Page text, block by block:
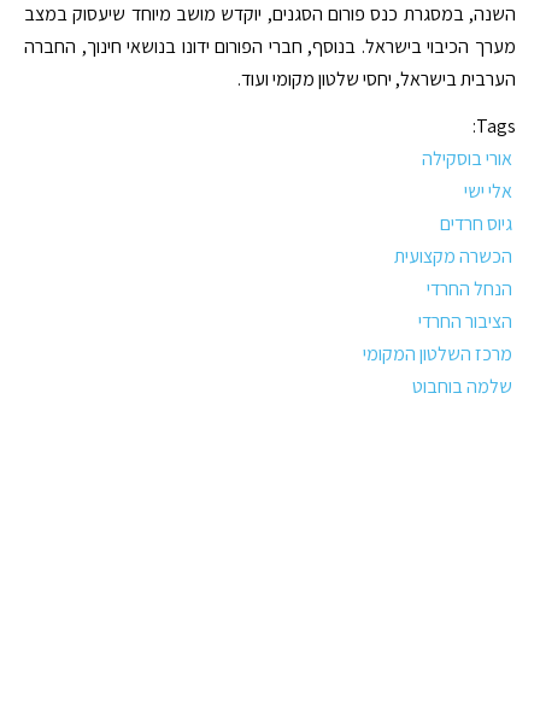
השנה, במסגרת כנס פורום הסגנים, יוקדש מושב מיוחד שיעסוק במצב
מערך הכיבוי בישראל. בנוסף, חברי הפורום ידונו בנושאי חינוך, החברה
הערבית בישראל, יחסי שלטון מקומי ועוד.
Tags:
אורי בוסקילה
אלי ישי
גיוס חרדים
הכשרה מקצועית
הנחל החרדי
הציבור החרדי
מרכז השלטון המקומי
שלמה בוחבוט